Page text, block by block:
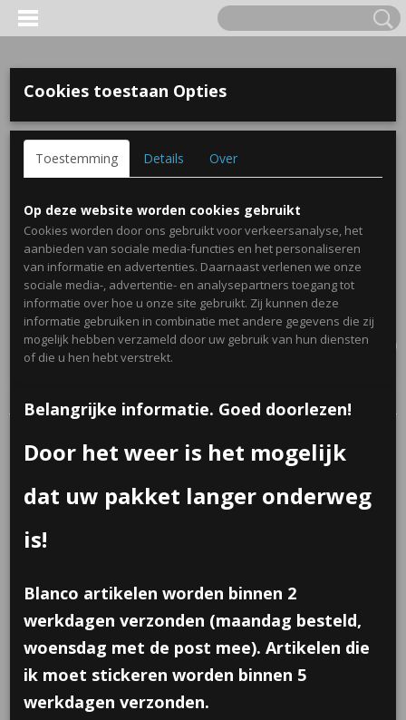
Inloggen Registreren
UW WINKELWAGEN
Geen producten
(0)
Cookies toestaan Opties
Toestemming Details Over
Op deze website worden cookies gebruikt
Cookies worden door ons gebruikt voor verkeersanalyse, het
aanbieden van sociale media-functies en het personaliseren
van informatie en advertenties. Daarnaast verlenen we onze
sociale media-, advertentie- en analysepartners toegang tot
informatie over hoe u onze site gebruikt. Zij kunnen deze
informatie gebruiken in combinatie met andere gegevens die zij
mogelijk hebben verzameld door uw gebruik van hun diensten
of die u hen hebt verstrekt.
Belangrijke informatie. Goed doorlezen!
Door het weer is het mogelijk
dat uw pakket langer onderweg
is!
Blanco artikelen worden binnen 2
werkdagen verzonden (maandag besteld,
woensdag met de post mee). Artikelen die
ik moet stickeren worden binnen 5
werkdagen verzonden.